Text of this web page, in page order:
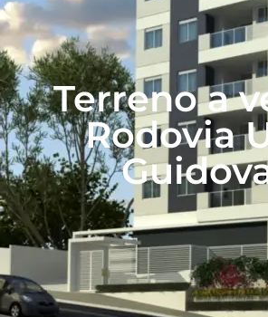
Terreno a
Rodovia